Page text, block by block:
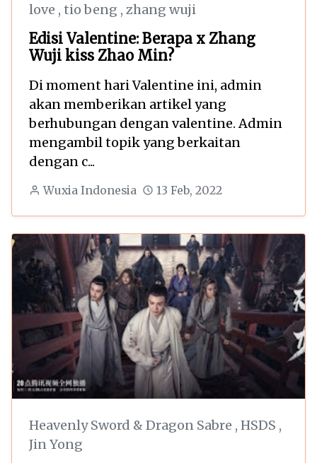
love , tio beng , zhang wuji
Edisi Valentine: Berapa x Zhang
Wuji kiss Zhao Min?
Di moment hari Valentine ini, admin
akan memberikan artikel yang
berhubungan dengan valentine. Admin
mengambil topik yang berkaitan
dengan c...
Wuxia Indonesia 13 Feb, 2022
Heavenly Sword & Dragon Sabre , HSDS ,
Jin Yong